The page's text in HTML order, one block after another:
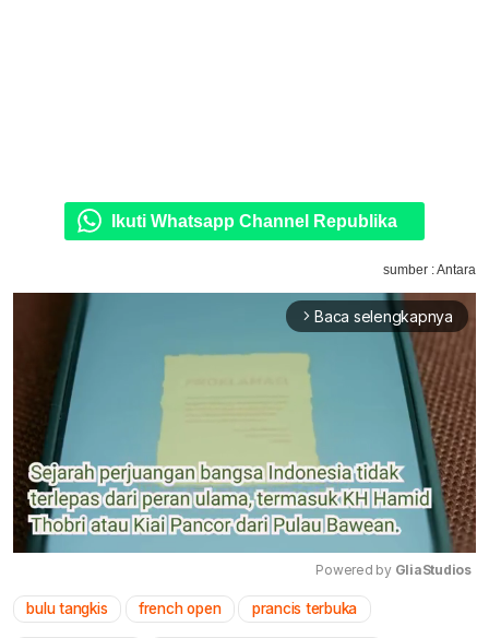
Ikuti Whatsapp Channel Republika
sumber : Antara
arrow_forward_ios Baca selengkapnya
Powered by GliaStudios
bulu tangkis french open prancis terbuka